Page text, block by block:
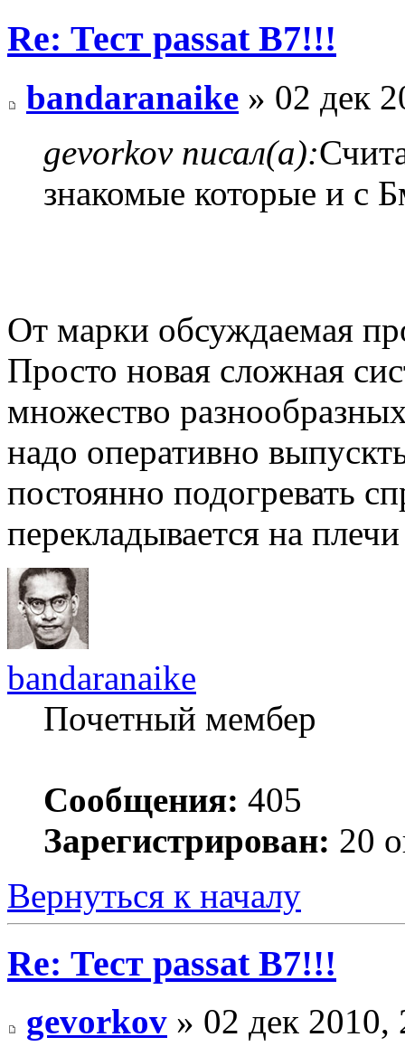
Re: Тест passat B7!!!
bandaranaike » 02 дек
gevorkov писал(а):
знакомые которые и с
От марки обсуждаемая
Просто новая сложная
множество
надо оперативно
постоянно подогревать
перекладывается на
bandaranaike
Почетный мембер
Сообщения: 405
Зарегистрирован: 20
Вернуться к началу
Re: Тест passat B7!!!
gevorkov » 02 дек 2010,